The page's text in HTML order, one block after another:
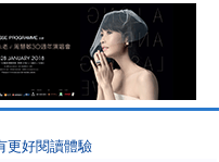
更好閱讀體驗